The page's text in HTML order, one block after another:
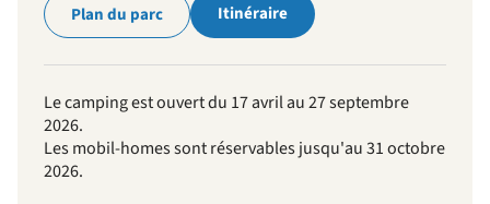
Plan du parc Itinéraire
Le camping est ouvert du 17 avril au 27 septembre
2026.
Les mobil-homes sont réservables jusqu'au 31 octobre
2026.